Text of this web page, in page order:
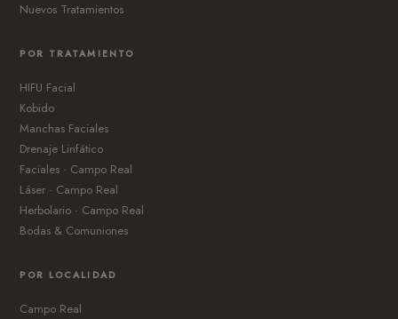
Nuevos Tratamientos
POR TRATAMIENTO
HIFU Facial
Kobido
Manchas Faciales
Drenaje Linfático
Faciales · Campo Real
Láser · Campo Real
Herbolario · Campo Real
Bodas & Comuniones
POR LOCALIDAD
Campo Real